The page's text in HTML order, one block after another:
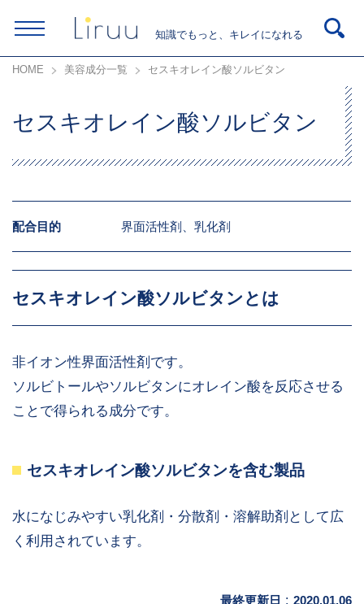
知識でもっと、キレイになれる
HOME 美容成分一覧 セスキオレイン酸ソルビタン
セスキオレイン酸ソルビタン
配合目的 界面活性剤、乳化剤
セスキオレイン酸ソルビタンとは
非イオン性界面活性剤です。
ソルビトールやソルビタンにオレイン酸を反応させる
ことで得られる成分です。
セスキオレイン酸ソルビタンを含む製品
水になじみやすい乳化剤・分散剤・溶解助剤として広
く利用されています。
最終更新日 : 2020.01.06